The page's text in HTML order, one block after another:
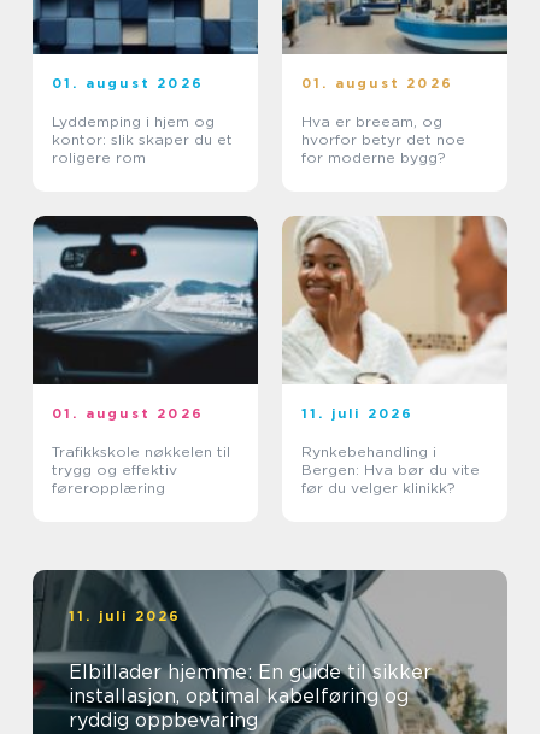
01. august 2026
Lyddemping i hjem og
kontor: slik skaper du et
roligere rom
01. august 2026
Hva er breeam, og
hvorfor betyr det noe
for moderne bygg?
01. august 2026
Trafikkskole nøkkelen til
trygg og effektiv
føreropplæring
11. juli 2026
Rynkebehandling i
Bergen: Hva bør du vite
før du velger klinikk?
11. juli 2026
Elbillader hjemme: En guide til sikker
installasjon, optimal kabelføring og
ryddig oppbevaring